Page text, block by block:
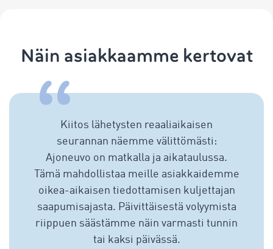
Näin asiakkaamme kertovat
Kiitos lähetysten reaaliaikaisen
seurannan näemme välittömästi:
Ajoneuvo on matkalla ja aikataulussa.
Tämä mahdollistaa meille asiakkaidemme
oikea-aikaisen tiedottamisen kuljettajan
saapumisajasta. Päivittäisestä volyymista
riippuen säästämme näin varmasti tunnin
tai kaksi päivässä.